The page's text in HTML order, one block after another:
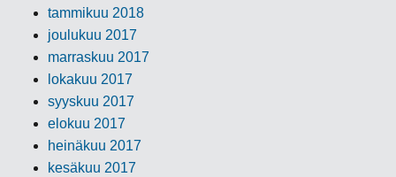
tammikuu 2018
joulukuu 2017
marraskuu 2017
lokakuu 2017
syyskuu 2017
elokuu 2017
heinäkuu 2017
kesäkuu 2017